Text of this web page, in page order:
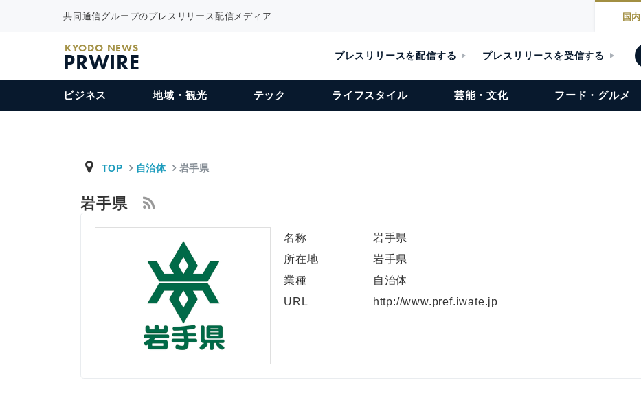
共同通信グループのプレスリリース配信メディア 国内
KYODO NEWS
PRWIRE プレスリリースを配信する プレスリリースを受信する
ビジネス 地域・観光 テック ライフスタイル 芸能・文化 フード・グルメ
TOP 自治体 岩手県
岩手県
名称
岩手県
所在地
岩手県
業種
自治体
URL
http://www.pref.iwate.jp